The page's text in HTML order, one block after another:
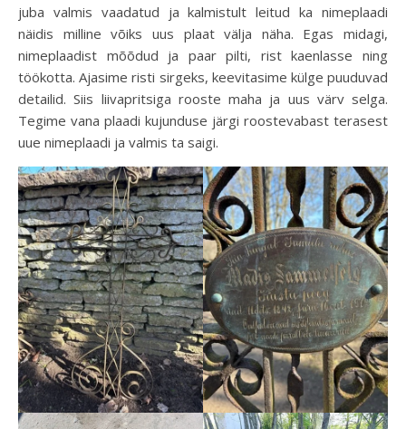
juba valmis vaadatud ja kalmistult leitud ka nimeplaadi
näidis milline võiks uus plaat välja näha. Egas midagi,
nimeplaadist mõõdud ja paar pilti, rist kaenlasse ning
töökotta. Ajasime risti sirgeks, keevitasime külge puuduvad
detailid. Siis liivapritsiga rooste maha ja uus värv selga.
Tegime vana plaadi kujunduse järgi roostevabast terasest
uue nimeplaadi ja valmis ta saigi.